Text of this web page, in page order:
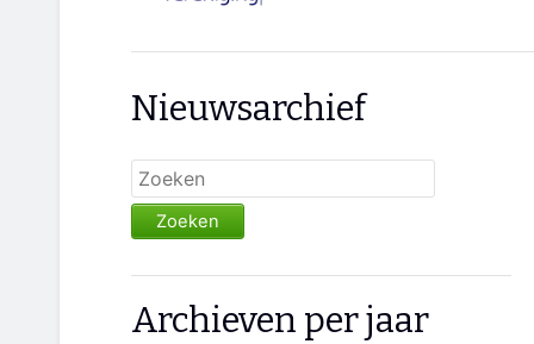
Nieuwsarchief
Zoeken
Archieven per jaar